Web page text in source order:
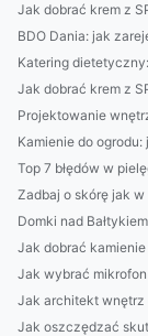
Jak dobrać krem z
BDO Dania: jak
Katering
Jak dobrać krem z
Projektowanie
Kamienie do
Top 7 błędów w
Zadbaj o skórę jak
Domki nad
Jak dobrać
Jak wybrać
Jak architekt wnętrz
Jak oszczędzać